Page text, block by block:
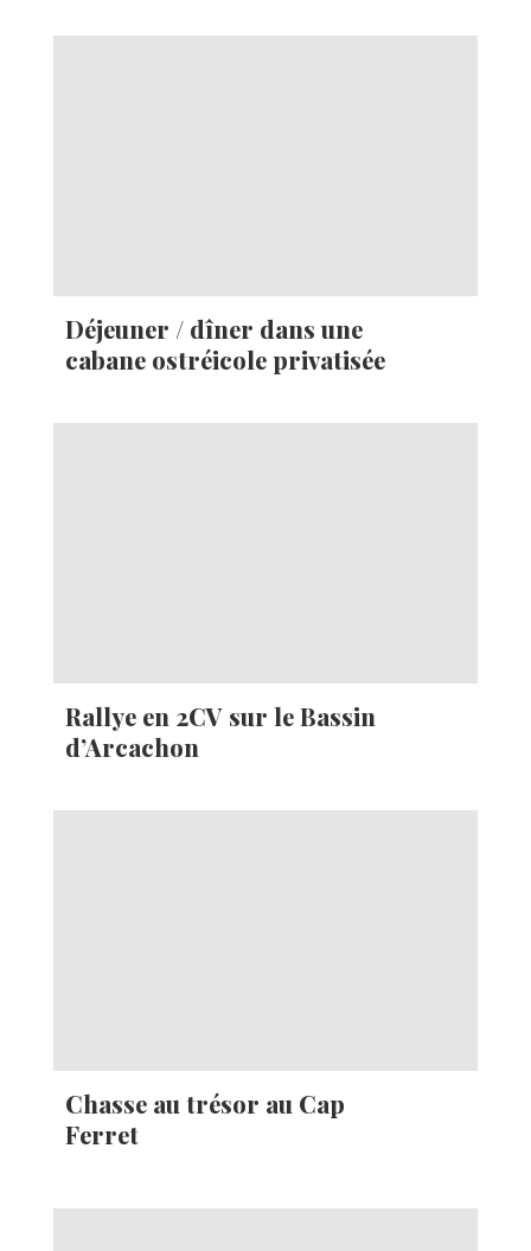
Déjeuner / dîner dans une
cabane ostréicole privatisée
Rallye en 2CV sur le Bassin
d’Arcachon
Chasse au trésor au Cap
Ferret